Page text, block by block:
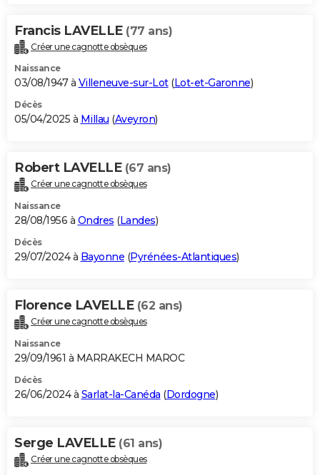
Francis LAVELLE (77 ans)
Créer une cagnotte obsèques
Naissance
03/08/1947 à Villeneuve-sur-Lot(Lot-et-Garonne)
Décès
05/04/2025 à Millau (Aveyron)
Robert LAVELLE (67 ans)
Créer une cagnotte obsèques
Naissance
28/08/1956 à Ondres (Landes)
Décès
29/07/2024 à Bayonne (Pyrénées-Atlantiques)
Florence LAVELLE (62 ans)
Créer une cagnotte obsèques
Naissance
29/09/1961 à MARRAKECH MAROC
Décès
26/06/2024 à Sarlat-la-Canéda (Dordogne)
Serge LAVELLE (61 ans)
Créer une cagnotte obsèques